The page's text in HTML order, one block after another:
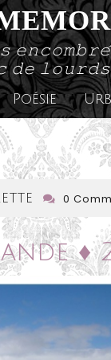
𝚍𝚎
Poésie
0
♦